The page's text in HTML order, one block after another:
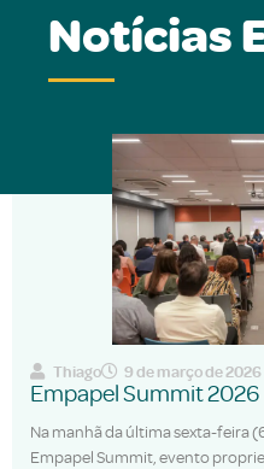
Notícias
Thiago 9 de março de 2026
Empapel Summit 2026
Na manhã da última sexta-feira
Empapel Summit, evento